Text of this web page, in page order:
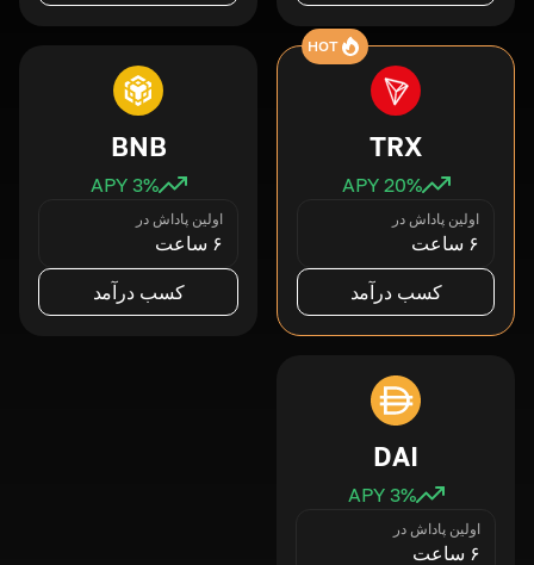
HOT
TRX
20% APY
اولین پاداش در
۶ ساعت
کسب درآمد
BNB
3% APY
اولین پاداش در
۶ ساعت
کسب درآمد
DAI
3% APY
اولین پاداش در
۶ ساعت